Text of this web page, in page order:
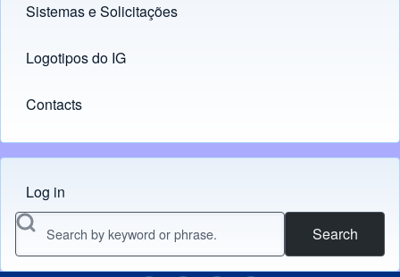
Sistemas e Solicitações
(opens in new tab)
Logotipos do IG
(opens in new tab)
Contacts
Menu do usuário
Log in
Search